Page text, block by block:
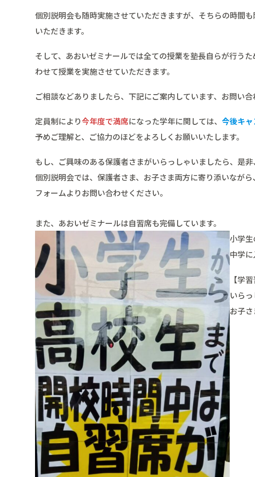
個別説明会も随時実施させていただきますが、そちらの時間
いただきます。
そして、あおいゼミナールでは全ての授業を塾長自らが行うた
わせて授業を実施させていただきます。
ご相談などありましたら、下記にご案内しています、お問い
定員制により今年度で満席になった学年に関しては、 今後キ
予めご理解と、ご協力のほどをよろしくお願いいたします。
もし、ご興味のある保護者さまがいらっしゃいましたら、是
個別説明会では、保護者さま、お子さま両方に寄り添いなが
フォームよりお問い合わせください。
また、あおいゼミナールは自習席も完備しています。
小学生
中学
【学
いら
お子